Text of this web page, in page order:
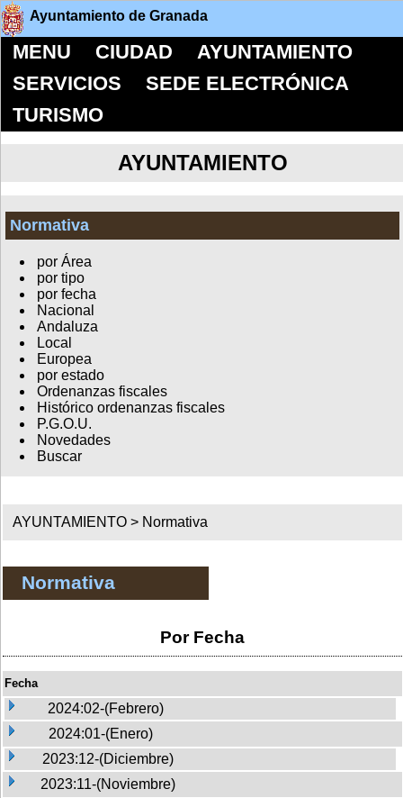
Ayuntamiento de Granada
MENU CIUDAD
AYUNTAMIENTO
SERVICIOS
SEDE ELECTRÓNICA
TURISMO
AYUNTAMIENTO
Normativa
por Área
por tipo
por fecha
Nacional
Andaluza
Local
Europea
por estado
Ordenanzas fiscales
Histórico ordenanzas fiscales
P.G.O.U.
Novedades
Buscar
AYUNTAMIENTO > Normativa
Normativa
Por Fecha
Fecha
2024:02-(Febrero)
2024:01-(Enero)
2023:12-(Diciembre)
2023:11-(Noviembre)